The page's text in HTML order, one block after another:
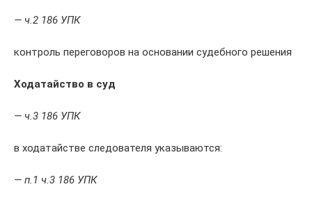
— ч.2 186 УПК
контроль переговоров на основании судебного решения
Ходатайство в суд
— ч.3 186 УПК
в ходатайстве следователя указываются:
— п.1 ч.3 186 УПК